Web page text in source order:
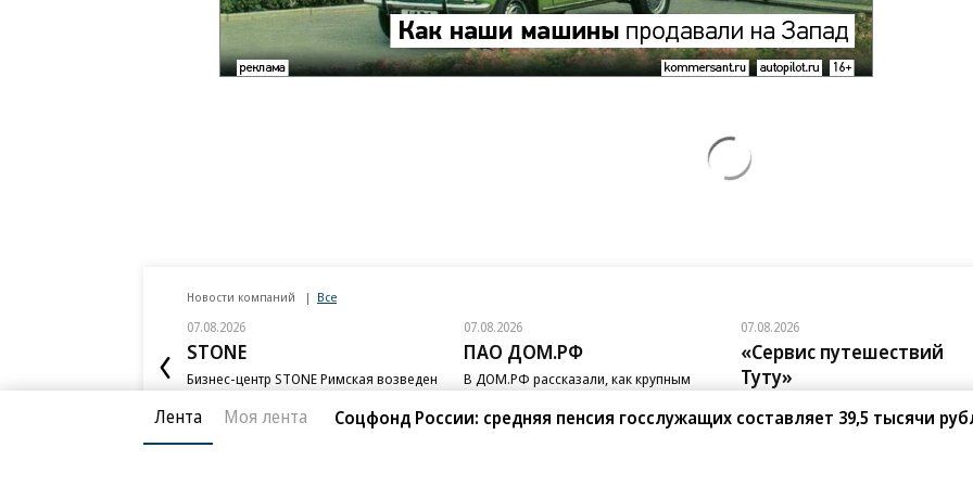
Новости компаний Все
07.08.2026
STONE
Бизнес-центр STONE Римская возведен
в полную высоту
07.08.2026
ПАО ДОМ.РФ
В ДОМ.РФ рассказали, как крупным
компаниям эффективно реализовывать
ESG-стратегию
07.08.2026
«Сервис путешествий
Туту»
и «Нетмонет» поддержат лучших
Лента Моя лента Соцфонд России: средняя пенсия госслужащих составляет 39,5 тысячи